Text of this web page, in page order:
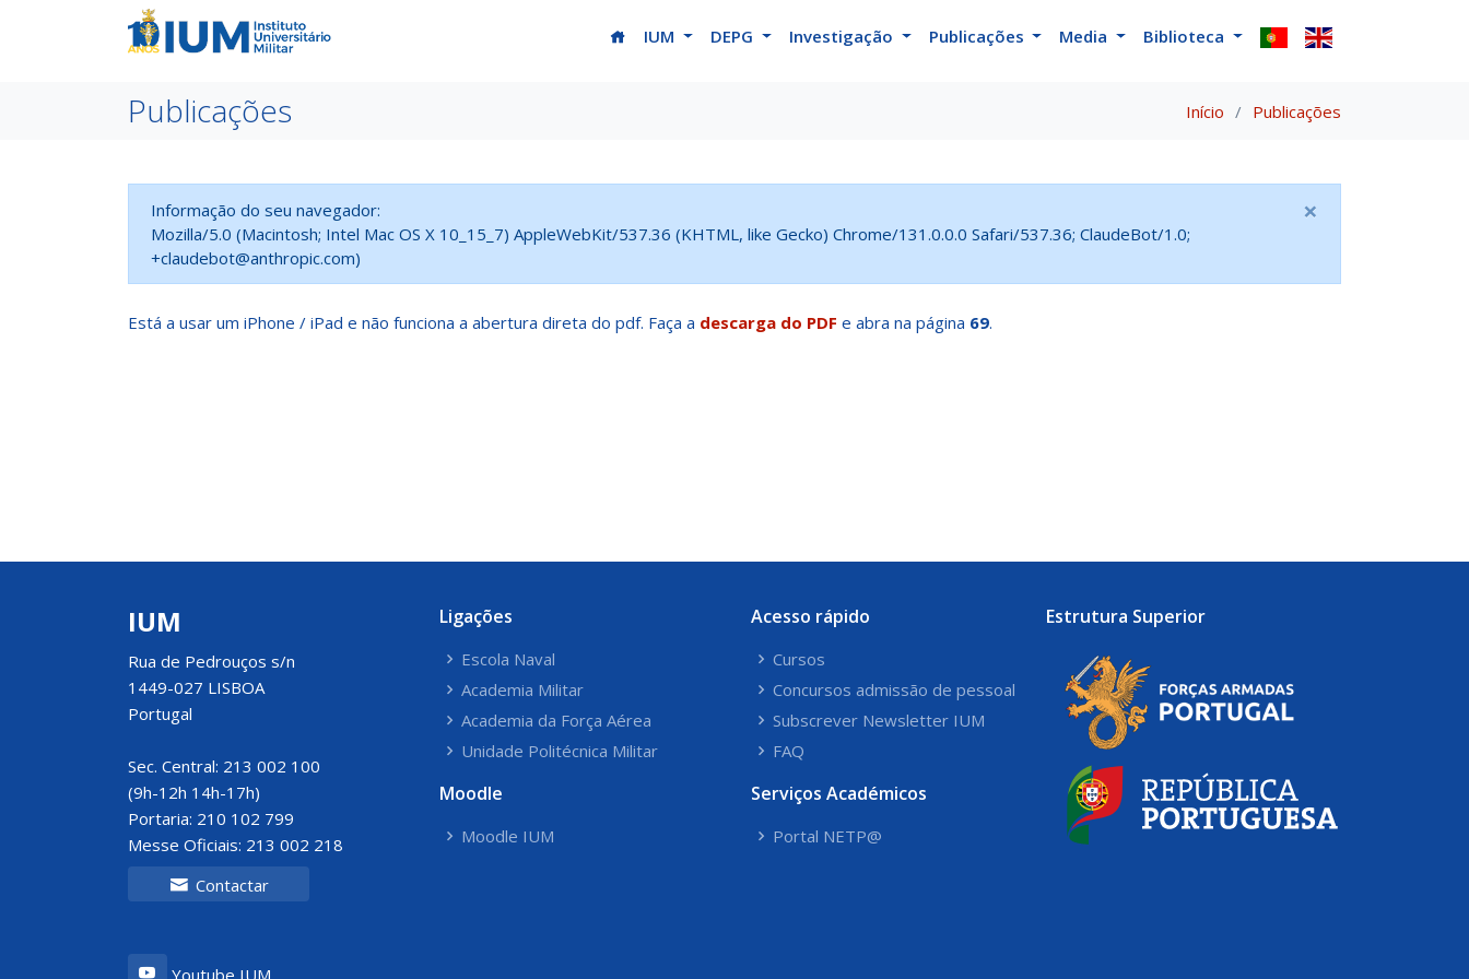
(current)
IUM DEPG Investigação Publicações Media Biblioteca
Publicações Início Publicações
Informação do seu navegador:
Mozilla/5.0 (Macintosh; Intel Mac OS X 10_15_7) AppleWebKit/537.36 (KHTML, like Gecko) Chrome/131.0.0.0 Safari/537.36; ClaudeBot/1.0;
+claudebot@anthropic.com)
×
Está a usar um iPhone / iPad e não funciona a abertura direta do pdf. Faça a descarga do PDF e abra na página 69.
IUM
Rua de Pedrouços s/n
1449-027 LISBOA
Portugal
Sec. Central: 213 002 100
(9h-12h 14h-17h)
Portaria: 210 102 799
Messe Oficiais: 213 002 218
Contactar
Youtube IUM
Ligações
Escola Naval
Academia Militar
Academia da Força Aérea
Unidade Politécnica Militar
Moodle
Moodle IUM
Acesso rápido
Cursos
Concursos admissão de pessoal
Subscrever Newsletter IUM
FAQ
Serviços Académicos
Portal NETP@
Estrutura Superior